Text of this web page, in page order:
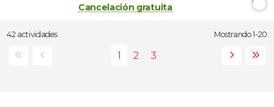
Cancelación gratuita
42 actividades Mostrando 1-20